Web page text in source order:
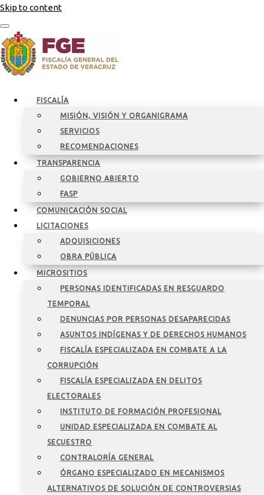
Skip to content
FISCALÍA
MISIÓN, VISIÓN Y ORGANIGRAMA
SERVICIOS
RECOMENDACIONES
TRANSPARENCIA
GOBIERNO ABIERTO
FASP
COMUNICACIÓN SOCIAL
LICITACIONES
ADQUISICIONES
OBRA PÚBLICA
MICROSITIOS
PERSONAS IDENTIFICADAS EN RESGUARDO
TEMPORAL
DENUNCIAS POR PERSONAS DESAPARECIDAS
ASUNTOS INDÍGENAS Y DE DERECHOS HUMANOS
FISCALÍA ESPECIALIZADA EN COMBATE A LA
CORRUPCIÓN
FISCALÍA ESPECIALIZADA EN DELITOS
ELECTORALES
INSTITUTO DE FORMACIÓN PROFESIONAL
UNIDAD ESPECIALIZADA EN COMBATE AL
SECUESTRO
CONTRALORÍA GENERAL
ÓRGANO ESPECIALIZADO EN MECANISMOS
ALTERNATIVOS DE SOLUCIÓN DE CONTROVERSIAS